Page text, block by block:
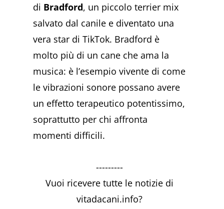
di Bradford, un piccolo terrier mix
salvato dal canile e diventato una
vera star di TikTok. Bradford è
molto più di un cane che ama la
musica: è l’esempio vivente di come
le vibrazioni sonore possano avere
un effetto terapeutico potentissimo,
soprattutto per chi affronta
momenti difficili.
---------
Vuoi ricevere tutte le notizie di
vitadacani.info?